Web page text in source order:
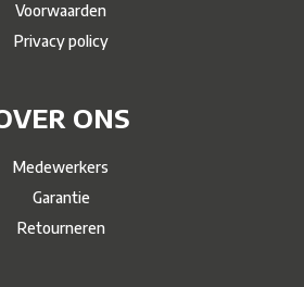
Voorwaarden
Privacy policy
ONS
Medewerkers
Garantie
Retourneren